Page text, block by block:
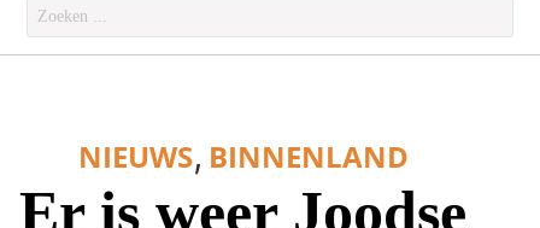
NIEUWS, BINNENLAND
Er is weer Joodse